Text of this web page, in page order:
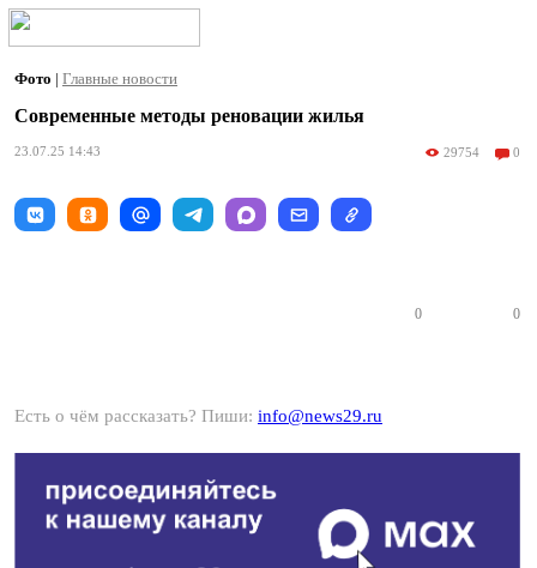
Фото | Главные новости
Современные методы реновации жилья
23.07.25 14:43 29754 0
0 0
Есть о чём рассказать? Пиши: info@news29.ru